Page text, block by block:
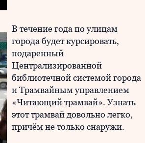
В течение года по улицам
города будет курсировать,
подаренный
Централизированной
библиотечной системой города
и Трамвайным управлением
«Читающий трамвай». Узнать
этот трамвай довольно легко,
причём не только снаружи.